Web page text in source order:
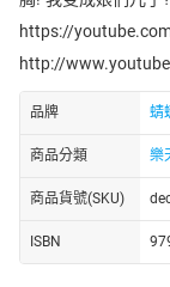
https://
http://
品牌 蜻
商品分類 樂
商品貨號(SKU)
ISBN